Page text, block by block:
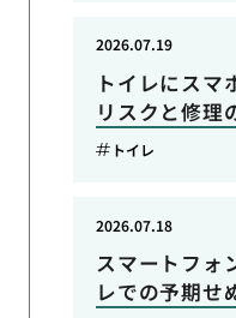
トイレにスマ
リスクと修理
2026.07.19
トイレ
スマートフォ
レでの予期せ
2026.07.18